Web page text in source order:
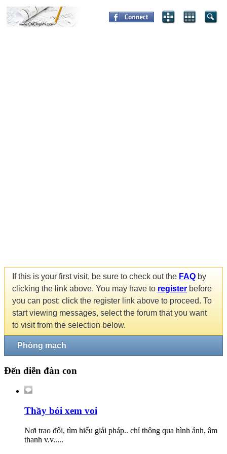
If this is your first visit, be sure to check out the FAQ by
clicking the link above. You may have to register before
you can post: click the register link above to proceed. To
start viewing messages, select the forum that you want
to visit from the selection below.
Phòng mạch
Đến diễn đàn con
Thầy bói xem voi
Nơi trao đổi, tìm hiểu giải pháp.. chỉ thông qua hình ảnh, âm
thanh v.v.....